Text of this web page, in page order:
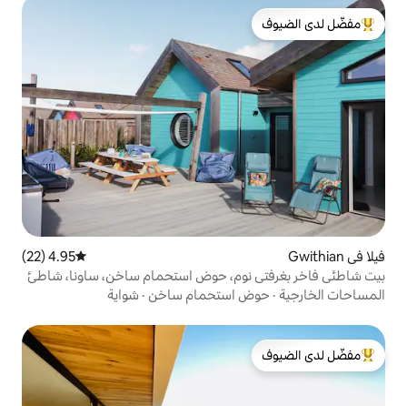
الضيوف
حوض استحمام ساخن، ساونا، شاطئ
استحمام ساخن·شواية
الضيوف